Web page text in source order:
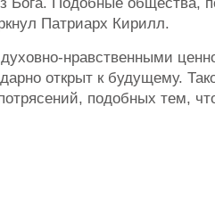
Патриарх Кирилл.
нравственными
открыт к будущему.
подобных тем,